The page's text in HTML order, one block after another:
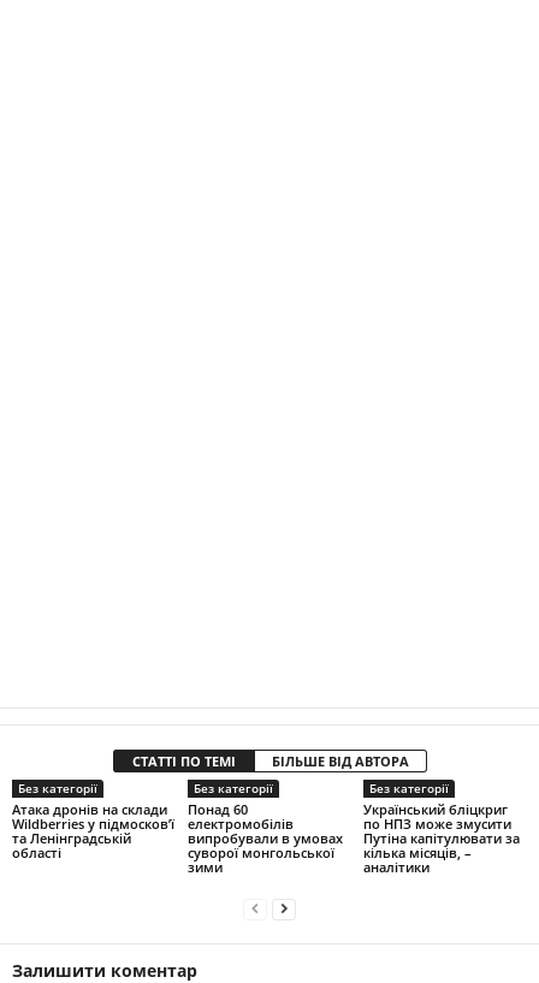
СТАТТІ ПО ТЕМІ БІЛЬШЕ ВІД АВТОРА
Без категорії
Атака дронів на склади
Wildberries у підмосков’ї
та Ленінградській
області
Без категорії
Понад 60
електромобілів
випробували в умовах
суворої монгольської
зими
Без категорії
Український бліцкриг
по НПЗ може змусити
Путіна капітулювати за
кілька місяців, –
аналітики
Залишити коментар